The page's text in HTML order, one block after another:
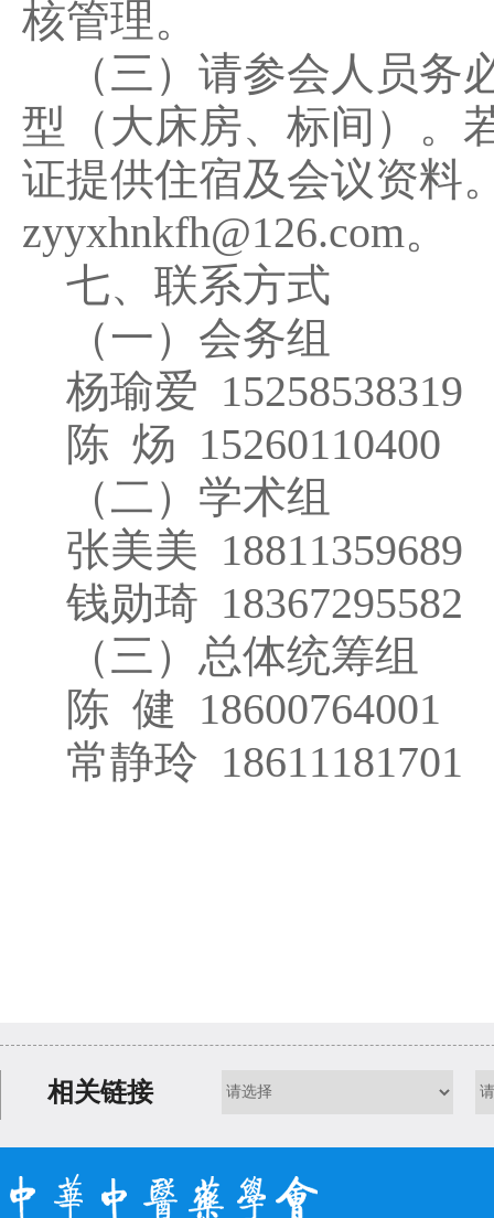
核管理。
（三）请参会人员务
型（大床房、标间）。
证提供住宿及会议资料
zyyxhnkfh@126.com。
七、联系方式
（一）会务组
杨瑜爱
陈 炀 15260110400
（二）学术组
张美美
钱勋琦 18367295582
（三）总体统筹组
陈 健 18600764001
常静玲 18611181701
相关链接